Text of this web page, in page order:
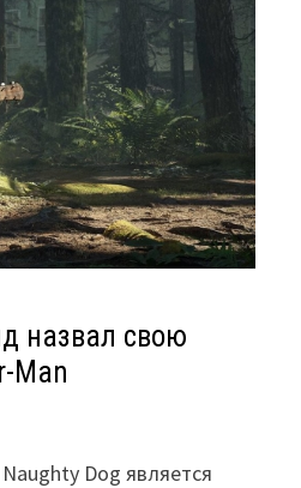
назвал свою
Man
Dog является